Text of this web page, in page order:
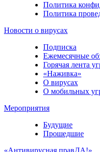
Политика
Политика
Новости о вирусах
Подписка
Ежемесячные
Горячая лента
«Наживка»
О вирусах
О мобильных
Мероприятия
Будущие
Прошедшие
«Антивирусная правДА!»